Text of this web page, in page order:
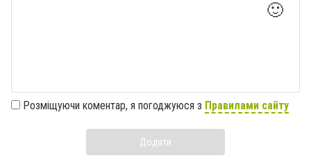
🙂
Розміщуючи коментар, я погоджуюся з Правилами сайту
Додати